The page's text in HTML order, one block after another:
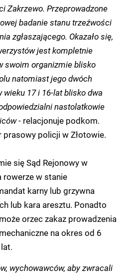
Zakrzewo. Przeprowadzone
badanie stanu trzeźwości
zgłaszającego. Okazało się,
jest kompletnie
swoim organizmie blisko
natomiast jego dwóch
wieku 17 i 16-lat blisko dwa
nastolatkowie
- relacjonuje podkom.
prasowy policji w Złotowie.
się Sąd Rejonowy w
rowerze w stanie
karny lub grzywna
lub kara aresztu. Ponadto
orzec zakaz prowadzenia
na okres od 6
wychowawców, aby zwracali